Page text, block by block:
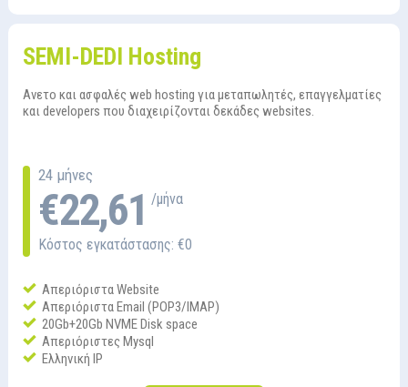
SEMI-DEDI Hosting
Ανετο και ασφαλές web hosting για μεταπωλητές, επαγγελματίες
και developers που διαχειρίζονται δεκάδες websites.
24 μήνες
€22,61 /μήνα
Κόστος εγκατάστασης: €0
Απεριόριστα Website
Απεριόριστα Email (POP3/IMAP)
20Gb+20Gb NVME Disk space
Απεριόριστες Mysql
Ελληνική IP